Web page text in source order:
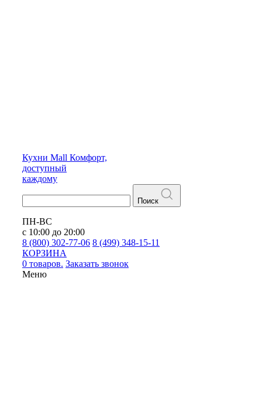
Кухни Mall Комфорт,
доступный
каждому
Поиск
ПН-ВС
с 10:00 до 20:00
8 (800) 302-77-06 8 (499) 348-15-11
КОРЗИНА
0 товаров. Заказать звонок
Меню